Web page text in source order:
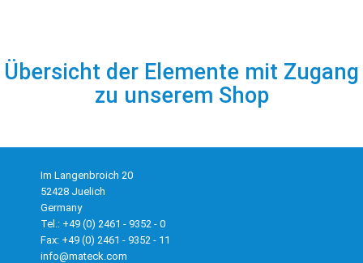
Übersicht der Elemente mit Zugang
zu unserem Shop
Im Langenbroich 20
52428 Juelich
Germany
Tel.: +49 (0) 2461 - 9352 - 0
Fax: +49 (0) 2461 - 9352 - 11
info@mateck.com